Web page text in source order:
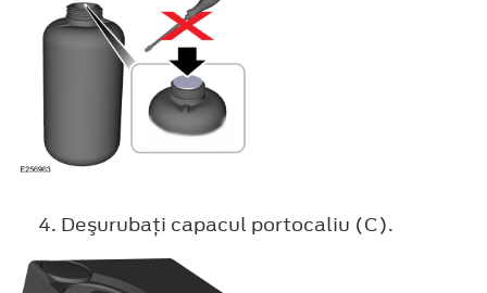
Deşurubaţi capacul portocaliu (C).